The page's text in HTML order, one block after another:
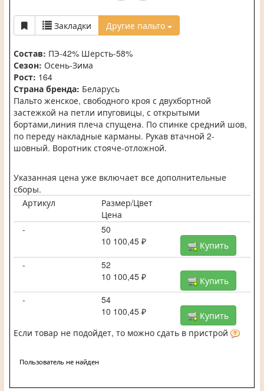
Закладки Другие пальто
Состав: ПЭ-42% Шерсть-58%
Сезон: Осень-Зима
Рост: 164
Страна бренда: Беларусь
Пальто женское, свободного кроя с двухбортной
застежкой на петли ипуговицы, с открытыми
бортами,линия плеча спущена. По спинке средний шов,
по переду накладные карманы. Рукав втачной 2-
шовный. Воротник стояче-отложной.
Указанная цена уже включает все дополнительные
сборы.
Артикул
Размер/Цвет
Цена
-
50
10 100,45 ₽
Купить
-
52
10 100,45 ₽
Купить
-
54
10 100,45 ₽
Купить
Если товар не подойдет, то можно сдать в пристрой
Пользователь не найден